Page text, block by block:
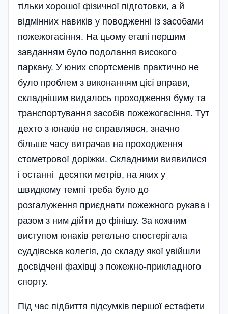
тільки хорошої фізичної підготовки, а й
відмінних навиків у пово­дженні із засобами
пожежогасіння. На цьому етапі першим
завданням було подолання високого
паркану. У юних спортсменів практично не
було проблем з виконанням цієї вправи,
склад­нішим видалось проходження буму та
транспортування засобів пожежогасіння. Тут
дехто з юнаків не справлявся, значно
більше часу витрачав на проходження
стометрової до­ріжки. Складними виявилися
і останні десятки метрів, на яких у
швидкому темпі треба було до
розгалуження приєднати пожежного рукава і
разом з ним дійти до фінішу. За кожним
виступом юнаків ретельно спостерігала
суддівська колегія, до складу якої увійшли
досвідчені фахівці з пожежно-прикладного
спорту.
Під час підбиття підсумків першої естафети